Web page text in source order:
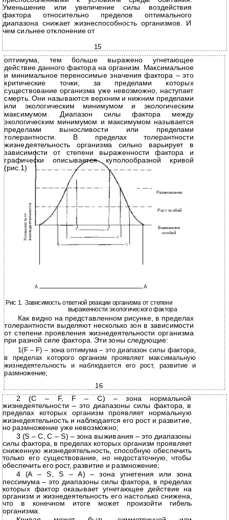
Уменьшение или увеличение силы воздействия
фактора относительно пределов оптимального
диапазона снижает жизнеспособность организмов. И
чем сильнее отклонение от
15
оптимума, тем больше выражено угнетающее
действие данного фактора на организм. Максимальное
и минимальное переносимые значения фактора – это
критические точки, за пределами которых
существование организма уже невозможно, наступает
смерть. Они называются верхним и нижним пределами
или экологическим минимумом и экологическим
максимумом. Диапазон силы фактора между
экологическим минимумом и максимумом называется
пределами выносливости или пределами
толерантности. В пределах толерантности
жизнедеятельность организма сильно варьирует в
зависимости от степени выраженности фактора и
графически описывается куполообразной кривой
(рис.1)
«
Успешность»жизнедеятел
ь
ности
организмовд
а
нного
вид а Размножение
Рост особей
Выживание
особей
À À
Рис 1. Зависимость ответной реакции организма от степени
выраженности экологического фактора
Как видно на представленном рисунке, в пределах
толерантности выделяют несколько зон в зависимости
от степени проявления жизнедеятельности организма
при разной силе фактора. Эти зоны следующие:
1(F – F) – зона оптимума – это диапазон силы фактора,
в пределах которого организм проявляет максимальную
жизнедеятельность и наблюдается его рост, развитие и
размножение;
16
2 (C – F, F – C) – зона нормальной
жизнедеятельности – это диапазоны силы фактора, в
пределах которых организм проявляет нормальную
жизнедеятельность и наблюдается его рост и развитие,
но размножение уже невозможно;
3 (S – C, C – S) – зона выживания – это диапазоны
силы фактора, в пределах которых организм проявляет
сниженную жизнедеятельность, способную обеспечить
только его существование, но недостаточную, чтобы
обеспечить его рост, развитие и размножение;
4 (A – S, S – A) – зона угнетения или зона
пессимума – это диапазоны силы фактора, в пределах
которых фактор оказывает угнетающее действие на
организм и жизнедеятельность его настолько снижена,
что в конечном итоге может произойти гибель
организма.